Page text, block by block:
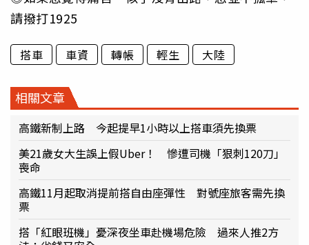
請撥打1925
搭車 車資 轉帳 輕生 大陸
相關文章
高鐵新制上路 今起提早1小時以上搭車須先換票
美21歲女大生誤上假Uber！ 慘遭司機「狠刺120刀」
喪命
高鐵11月起取消提前搭自由座彈性 對號座旅客需先換
票
搭「紅眼班機」憂深夜坐車赴機場危險 過來人推2方